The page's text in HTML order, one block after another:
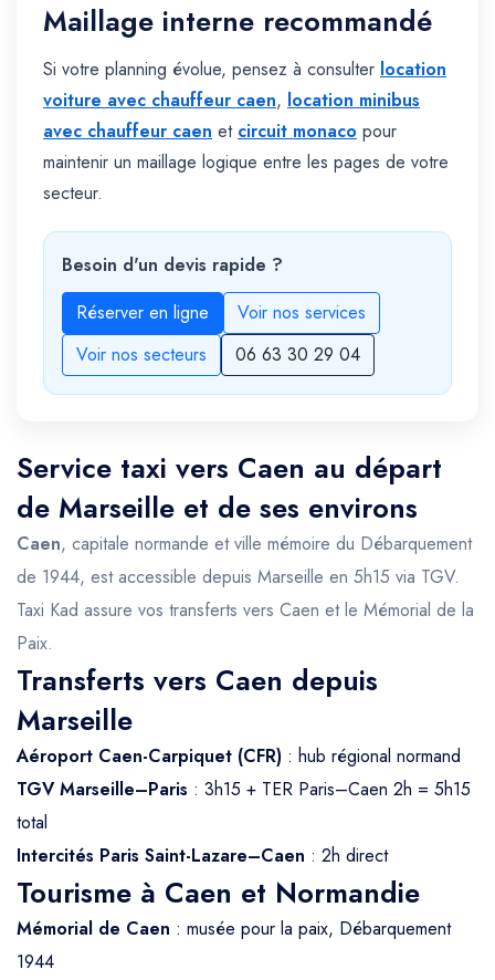
Maillage interne recommandé
Si votre planning évolue, pensez à consulter location
voiture avec chauffeur caen, location minibus
avec chauffeur caen et circuit monaco pour
maintenir un maillage logique entre les pages de votre
secteur.
Besoin d'un devis rapide ?
Réserver en ligne
Voir nos services
Voir nos secteurs
06 63 30 29 04
Service taxi vers Caen au départ
de Marseille et de ses environs
Caen, capitale normande et ville mémoire du Débarquement
de 1944, est accessible depuis Marseille en 5h15 via TGV.
Taxi Kad assure vos transferts vers Caen et le Mémorial de la
Paix.
Transferts vers Caen depuis
Marseille
Aéroport Caen-Carpiquet (CFR) : hub régional normand
TGV Marseille–Paris : 3h15 + TER Paris–Caen 2h = 5h15
total
Intercités Paris Saint-Lazare–Caen : 2h direct
Tourisme à Caen et Normandie
Mémorial de Caen : musée pour la paix, Débarquement
1944